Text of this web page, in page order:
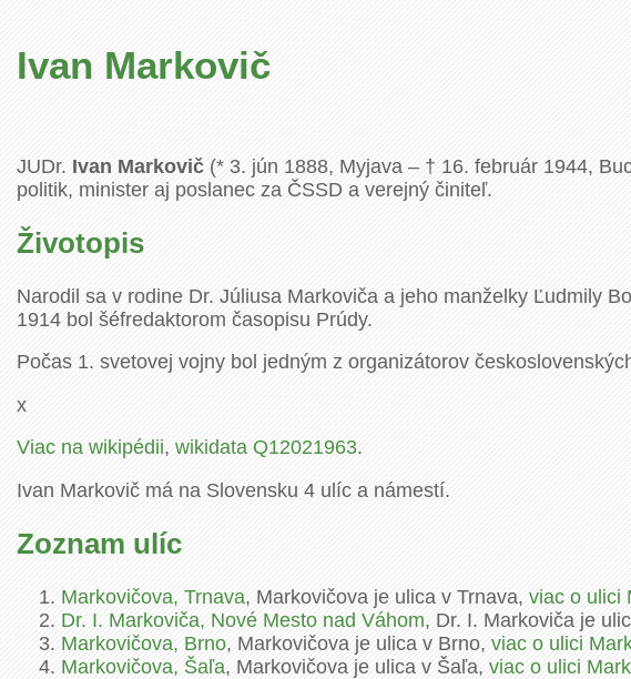
Ivan Markovič
JUDr.Ivan Markovič(* 3. jún 1888, Myjava – † 16. február 1944,
politik, minister aj poslanec za ČSSD a verejný činiteľ.
Životopis
Narodil sa v rodine Dr. Júliusa Markoviča a jeho manželky Ľudmily
1914 bol šéfredaktorom časopisu Prúdy.
Počas 1. svetovej vojny bol jedným z organizátorov
x
Viac na wikipédii,wikidata Q12021963.
Ivan Markovič má na Slovensku 4 ulíc a námestí.
Zoznam ulíc
Markovičova, Trnava, Markovičova je ulica v Trnava,viac o ulici
Dr. I. Markoviča, Nové Mesto nad Váhom, Dr. I. Markoviča je
Markovičova, Brno, Markovičova je ulica v Brno,viac o ulici
Markovičova, Šaľa, Markovičova je ulica v Šaľa,viac o ulici